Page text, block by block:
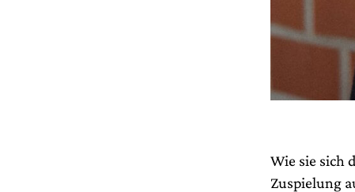
Wie sie sich
Zuspielung